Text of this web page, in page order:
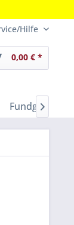
Hilfe
0,00 € *
Fundgrube |
